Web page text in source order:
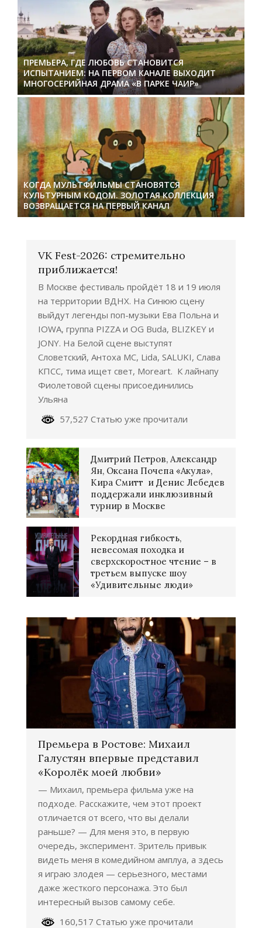
ПРЕМЬЕРА, ГДЕ ЛЮБОВЬ СТАНОВИТСЯ
ИСПЫТАНИЕМ: НА ПЕРВОМ КАНАЛЕ ВЫХОДИТ
МНОГОСЕРИЙНАЯ ДРАМА «В ПАРКЕ ЧАИР»
КОГДА МУЛЬТФИЛЬМЫ СТАНОВЯТСЯ
КУЛЬТУРНЫМ КОДОМ. ЗОЛОТАЯ КОЛЛЕКЦИЯ
ВОЗВРАЩАЕТСЯ НА ПЕРВЫЙ КАНАЛ
VK Fest-2026: стремительно
приближается!
В Москве фестиваль пройдёт 18 и 19 июля
на территории ВДНХ. На Синюю сцену
выйдут легенды поп-музыки Ева Польна и
IOWA, группа PIZZA и OG Buda, BLIZKEY и
JONY. На Белой сцене выступят
Словетский, Антоха МС, Lida, SALUKI, Слава
КПСС, тима ищет свет, Moreart. К лайнапу
Фиолетовой сцены присоединились
Ульяна
57,527 Статью уже прочитали
Дмитрий Петров, Александр
Ян, Оксана Почепа «Акула»,
Кира Смитт и Денис Лебедев
поддержали инклюзивный
турнир в Москве
Рекордная гибкость,
невесомая походка и
сверхскоростное чтение – в
третьем выпуске шоу
«Удивительные люди»
Премьера в Ростове: Михаил
Галустян впервые представил
«Королёк моей любви»
— Михаил, премьера фильма уже на
подходе. Расскажите, чем этот проект
отличается от всего, что вы делали
раньше? — Для меня это, в первую
очередь, эксперимент. Зритель привык
видеть меня в комедийном амплуа, а здесь
я играю злодея — серьезного, местами
даже жесткого персонажа. Это был
интересный вызов самому себе.
160,517 Статью уже прочитали